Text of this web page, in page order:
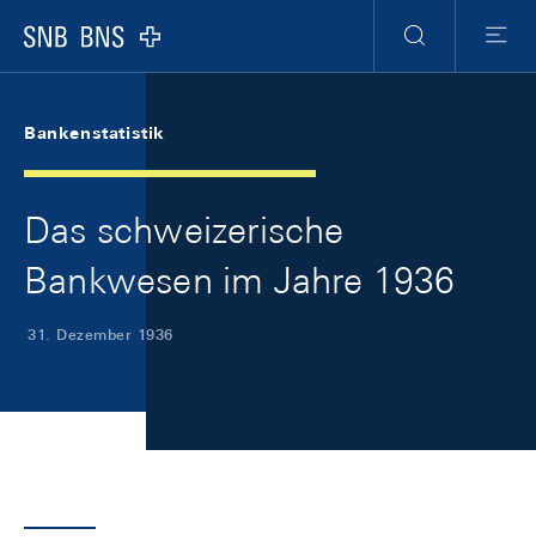
Logo
Suche
Menu
Bankenstatistik
Das schweizerische
Bankwesen im Jahre 1936
31. Dezember 1936